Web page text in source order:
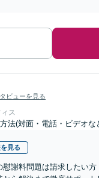
ビューを見る
ス
法(対面・電話・ビデオな
見る
慰謝料問題は請求したい